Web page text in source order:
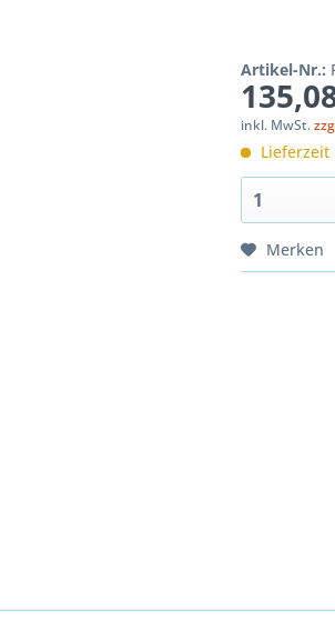
Artikel-Nr.:
inkl. MwSt.
Lieferzeit
Merken